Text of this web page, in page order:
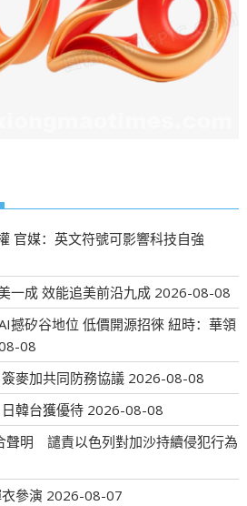
官媒：英文符號可影響科技自強
一成 效能追美前沿九成 2026-08-08
撼矽谷地位 低價開源招徠 紐時：華領
08
麥加共同防務協議 2026-08-08
韓台獲優待 2026-08-08
聲明 譴責以色列對加沙持續侵犯行為
參演 2026-08-07